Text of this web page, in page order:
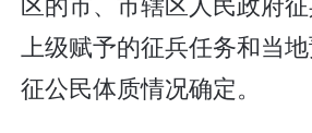
上级赋予的征兵任务和当
征公民体质情况确定。